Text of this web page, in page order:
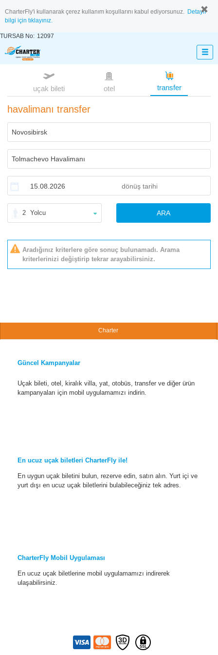
CharterFly'i kullanarak çerez kullanım koşullarını kabul ediyorsunuz. Detaylı
bilgi için tıklayınız.
TURSAB No: 12097
uçak bileti otel transfer
havalimanı transfer
2 Yolcu ARA
Aradığınız kriterlere göre sonuç bulunamadı. Arama
kriterlerinizi değiştirip tekrar arayabilirsiniz.
Charter
Güncel Kampanyalar
Uçak bileti, otel, kiralık villa, yat, otobüs, transfer ve diğer ürün
kampanyaları için mobil uygulamamızı indirin.
En ucuz uçak biletleri CharterFly ile!
En uygun uçak biletini bulun, rezerve edin, satın alın. Yurt içi ve
yurt dışı en ucuz uçak biletlerini bulabileceğiniz tek adres.
CharterFly Mobil Uygulaması
En ucuz uçak biletlerine mobil uygulamamızı indirerek
ulaşabilirsiniz.